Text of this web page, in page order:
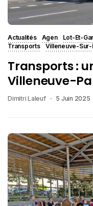
Actualités Agen Lot-Et-
Transports
Villeneuve-
Transports :
Villeneuve-
Dimitri Laleuf 5 Juin 2025